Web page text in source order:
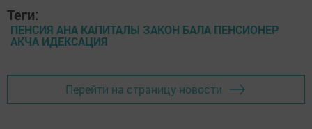
Теги:
ПЕНСИЯ АНА КАПИТАЛЫ ЗАКОН БАЛА ПЕНСИОНЕР
АКЧА ИДЕКСАЦИЯ
Перейти на страницу новости